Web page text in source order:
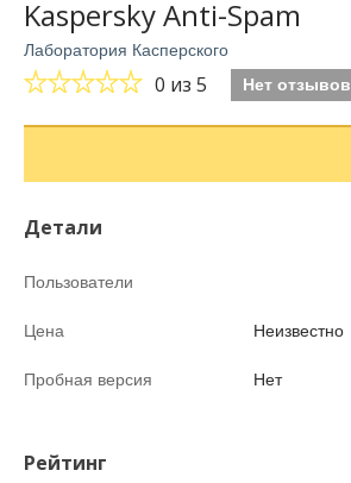
Kaspersky Anti-Spam
Лаборатория Касперского
0 из 5 Нет отзывов
Детали
Пользователи
Цена Неизвестно
Пробная версия Нет
Рейтинг